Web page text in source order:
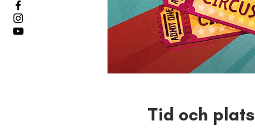
Tid och plats